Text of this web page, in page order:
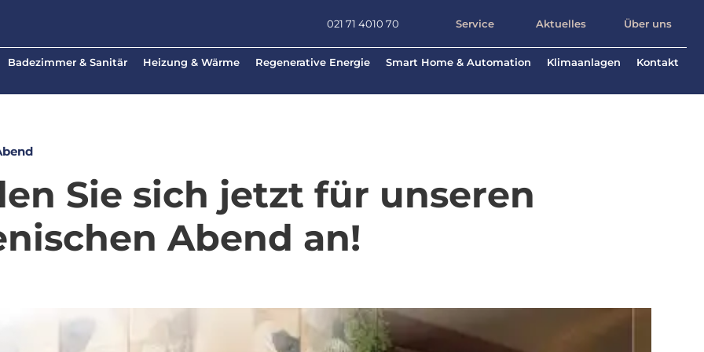
021 71 4010 70 Service Aktuelles Über uns
Badezimmer & Sanitär Heizung & Wärme Regenerative Energie Smart Home & Automation Klimaanlagen Kontakt
Sie sich jetzt für unseren
Abend an!